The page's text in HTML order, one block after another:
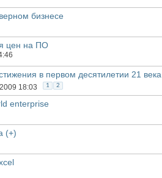
бизнесе
цен на ПО
в первом десятилетии 21 века
18:03 1 2
enterprise
(+)